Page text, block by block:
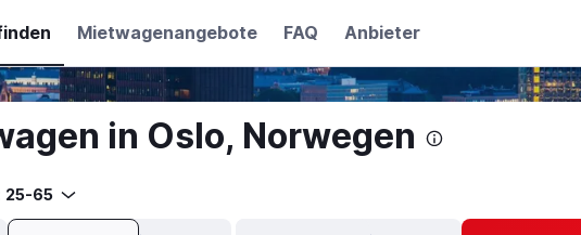
Mietwagenangebote FAQ Anbieter
in Oslo, Norwegen
25-65